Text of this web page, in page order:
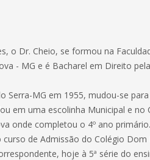
o Dr. Cheio, se formou na
- MG e é Bacharel em Direito
Serra-MG em 1955, mudou-se
em uma escolinha Municipal e no
onde completou o 4º ano primário.
curso de Admissão do Colégio
hoje à 5ª série do